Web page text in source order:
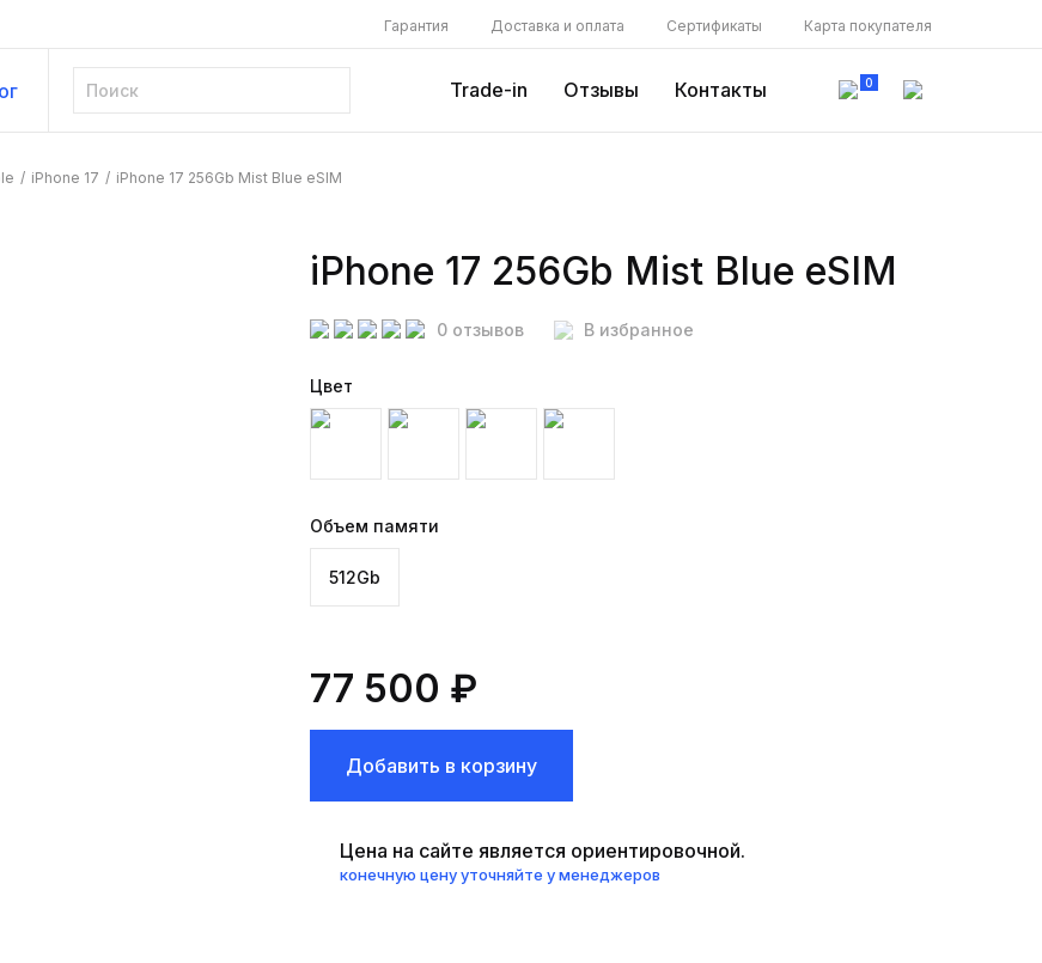
Гарантия Доставка и оплата Сертификаты Карта покупателя
Trade-in Отзывы Контакты 0
/ iPhone 17 / iPhone 17 256Gb Mist Blue eSIM
iPhone 17 256Gb Mist Blue eSIM
0 отзывов В избранное
Цвет
Объем памяти
512Gb
77 500 ₽
Добавить в корзину
Цена на сайте является ориентировочной.
конечную цену уточняйте у менеджеров